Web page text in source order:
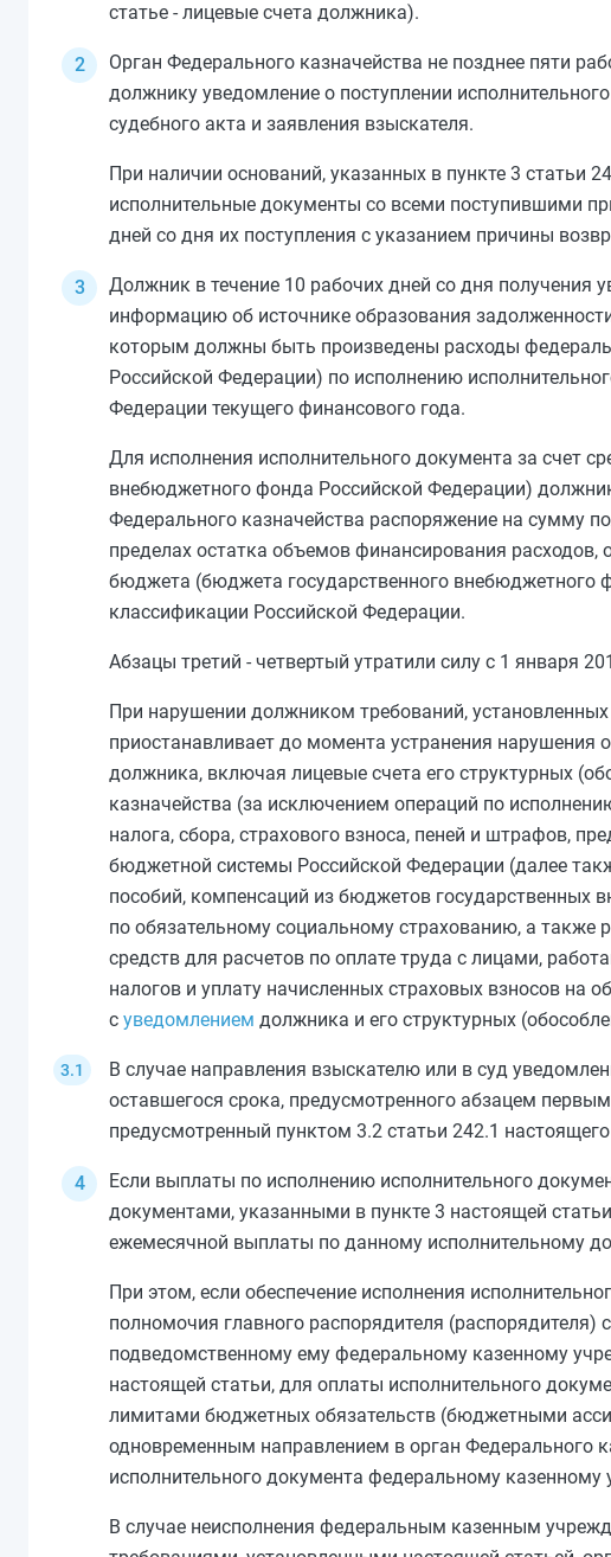
статье - лицевые счета должника).
Орган Федерального казначейства не позднее пяти
должнику уведомление о поступлении
судебного акта и заявления взыскателя.
При наличии оснований, указанных в пункте 3 статьи
исполнительные документы со всеми поступившими
дней со дня их поступления с указанием причины
Должник в течение 10 рабочих дней со дня получения
информацию об источнике образования
которым должны быть произведены расходы
Российской Федерации) по исполнению
Федерации текущего финансового года.
Для исполнения исполнительного документа за счет
внебюджетного фонда Российской Федерации)
Федерального казначейства распоряжение на сумму
пределах остатка объемов финансирования расходов,
бюджета (бюджета государственного
классификации Российской Федерации.
Абзацы третий - четвертый утратили силу с 1 января
При нарушении должником требований,
приостанавливает до момента устранения нарушения
должника, включая лицевые счета его структурных
казначейства (за исключением операций по
налога, сбора, страхового взноса, пеней и штрафов,
бюджетной системы Российской Федерации (далее
пособий, компенсаций из бюджетов государственных
по обязательному социальному страхованию, а
средств для расчетов по оплате труда с лицами,
налогов и уплату начисленных страховых взносов на
с уведомлением должника и его структурных
В случае направления взыскателю или в суд
оставшегося срока, предусмотренного абзацем
предусмотренный пунктом 3.2 статьи 242.1
Если выплаты по исполнению исполнительного
документами, указанными в пункте 3 настоящей
ежемесячной выплаты по данному исполнительному
При этом, если обеспечение исполнения
полномочия главного распорядителя
подведомственному ему федеральному казенному
настоящей статьи, для оплаты исполнительного
лимитами бюджетных обязательств (бюджетными
одновременным направлением в орган Федерального
исполнительного документа федеральному
В случае неисполнения федеральным казенным